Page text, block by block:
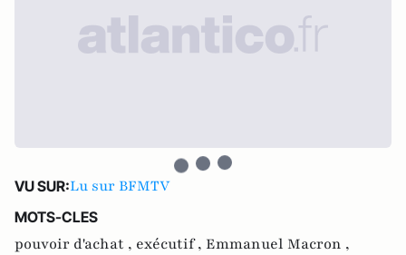
VU SUR:Lu sur BFMTV
MOTS-CLES
pouvoir d'achat , exécutif , Emmanuel Macron ,